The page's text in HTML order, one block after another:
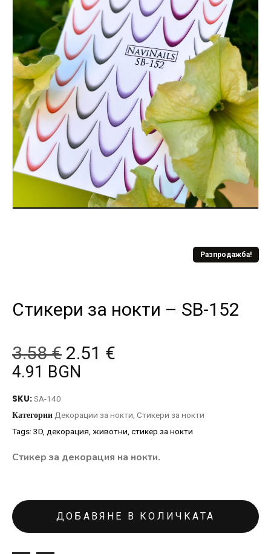
Разпродажба!
Стикери за нокти – SB-152
3.58€ 2.51 €
4.91 BGN
SKU:SA-140
Категории Декорации за нокти Стикери за нокти
Tags: 3D декорация животни стикер за нокти
Стикер за декорация на нокти.
ДОБАВЯНЕ В КОЛИЧКАТА